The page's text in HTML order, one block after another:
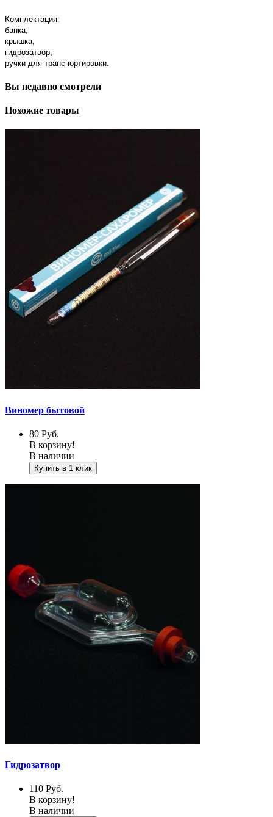
Комплектация:
банка;
крышка;
гидрозатвор;
ручки для транспортировки.
Вы недавно смотрели
Похожие товары
Виномер бытовой
80 Руб.
В корзину!
В наличии
Купить в 1 клик
Гидрозатвор
110 Руб.
В корзину!
В наличии